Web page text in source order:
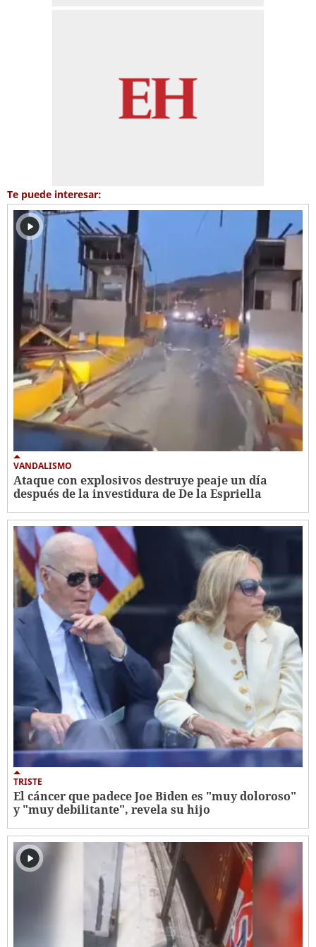
Te puede interesar:
VANDALISMO
Ataque con explosivos destruye peaje un día
después de la investidura de De la Espriella
TRISTE
El cáncer que padece Joe Biden es "muy doloroso"
y "muy debilitante", revela su hijo